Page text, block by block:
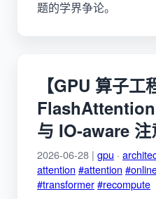
题的学界争论。
【GPU 算子工
与 IO-aware 注
2026-06-28 | gpu ·
attention #attention
#transformer#recompute